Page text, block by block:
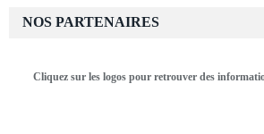
NOS PARTENAIRES
Cliquez sur les logos pour retrouver des